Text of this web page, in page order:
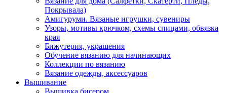
Покрывала)
Амигуруми. Вязаные игрушки, сувениры
Узоры, мотивы крючком, схемы спицами, обвязка
края
Бижутерия, украшения
Обучение вязанию для начинающих
Коллекции по вязанию
Вязание одежды, аксессуаров
Вышивание
Вышивка бисером